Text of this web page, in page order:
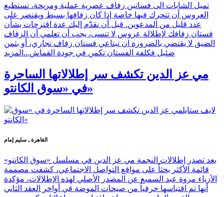
تميل الشابات الى فساتين زفاف عصرية عملية ومريحة، تستطيع
العروس أن تتحرك فيها خاصة إذا كان زفافها بسيط ويقتصر على
عدد قليل من المدعوين. قبل أن نقدّم إليك عدة اقترحات بشأن
فستان زفافك لإطلالة عروس لا تنسى، يجب أن تعلمي أن الزفاف
الضيق لا يقتضي بالضرورة ان تبتاعي فستان زفاف تجاري، أو بثمن
ضئيل فكلفة الفستان تكمن في جودة القماش... المزيد
مي عز الدين تكشف سر إطلالاتها الساحرة
في «سوق الكانتو»
القاهرة ـ سليم إمام
بعد تصدر إطلالات النجمة مي عز الدين في مسلسل «سوق الكانتو»
قائمة الأكثر بحثاً على مواقع التواصل الاجتماعي، كشفت مصممة
الأزياء مروة عبد السميع عن المصدر الأصلي لهذه الإطلالات، مؤكدة
أنها تم اقتباسها حرفياً من صيحات الموضة في أواخر العقد الثاني